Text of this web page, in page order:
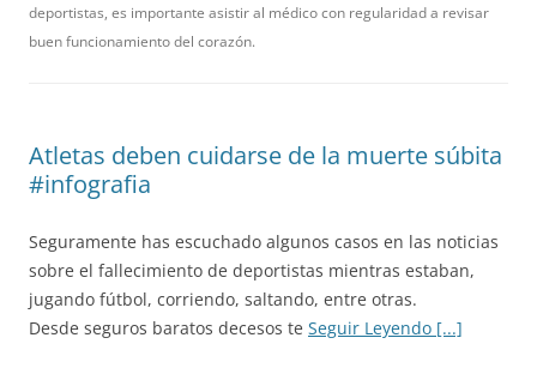
deportistas, es importante asistir al médico con regularidad a revisar
buen funcionamiento del corazón.
Atletas deben cuidarse de la muerte súbita
#infografia
Seguramente has escuchado algunos casos en las noticias
sobre el fallecimiento de deportistas mientras estaban,
jugando fútbol, corriendo, saltando, entre otras.
Desde seguros baratos decesos te Seguir Leyendo [...]